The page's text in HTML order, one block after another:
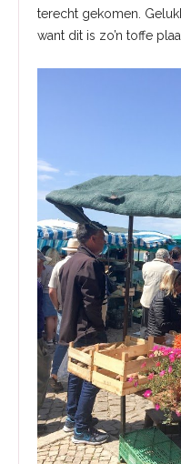
terecht gekomen.
want dit is zo’n toffe